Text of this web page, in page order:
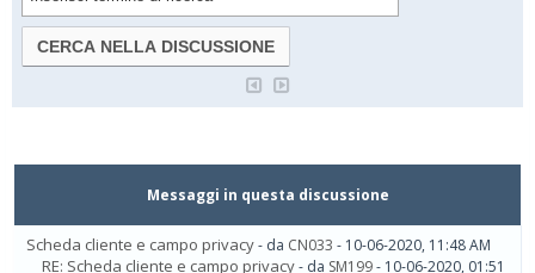
Messaggi in questa discussione
Scheda cliente e campo privacy- da CN033 - 10-06-2020, 11:48 AM
RE: Scheda cliente e campo privacy- da SM199- 10-06-2020, 01:51